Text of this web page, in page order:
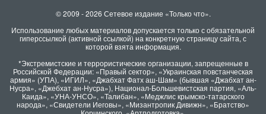
© 2009 - 2026 Сетевое издание «Только что».
Использование любых материалов допускается только с обязательной
гиперссылкой (активной ссылкой) на конкретную страницу сайта, с
которой взята информация.
*Экстремистские и террористические организации, запрещенные в
Российской Федерации: «Правый сектор», «Украинская повстанческая
армия» (УПА), «ИГИЛ», «Джабхат Фатх аш-Шам» (бывшая «Джабхат ан-
Нусра», «Джебхат ан-Нусра»), Национал-Большевистская партия, «Аль-
Каида», «УНА-УНСО», «Талибан», «Меджлис крымско-татарского
народа», «Свидетели Иеговы», «Мизантропик Дивижн», «Братство»